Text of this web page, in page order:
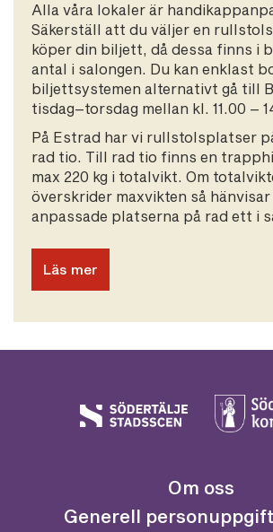
Alla våra lokaler är
Säkerställ att du väljer en
köper din biljett, då dessa finns i
antal i salongen. Du kan enklast
biljettsystemen alternativt gå till
tisdag–torsdag mellan kl. 11.00 –
På Estrad har vi rullstolsplatser
rad tio. Till rad tio finns en
max 220 kg i totalvikt. Om
överskrider maxvikten så
anpassade platserna på rad ett i
Läs mer
Om oss
Generell